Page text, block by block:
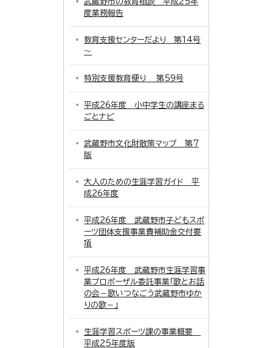
度業務報告
教育支援センターだより 第14号
～
特別支援教育便り 第59号
平成26年度 小中学生の講座まる
ごとナビ
武蔵野市文化財散策マップ 第7
版
大人のための生涯学習ガイド 平
成26年度
平成26年度 武蔵野市子どもスポ
ーツ団体支援事業費補助金交付要
項
平成26年度 武蔵野市生涯学習事
業プロポーザル委託事業「歌とお話
の会－歌いつなごう武蔵野市ゆか
りの歌－」
生涯学習スポーツ課の事業概要
平成25年度版